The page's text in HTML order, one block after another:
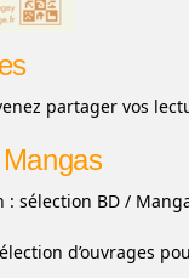
partager vos
: sélection BD /
d’ouvrages